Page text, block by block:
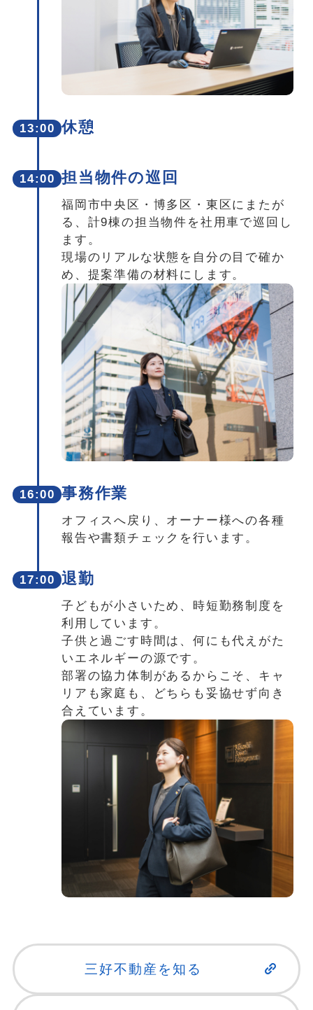
13:00 休憩
14:00 担当物件の巡回
福岡市中央区・博多区・東区にまたが
る、計9棟の担当物件を社用車で巡回し
ます。
現場のリアルな状態を自分の目で確か
め、提案準備の材料にします。
16:00 事務作業
オフィスへ戻り、オーナー様への各種
報告や書類チェックを行います。
17:00 退勤
子どもが小さいため、時短勤務制度を
利用しています。
子供と過ごす時間は、何にも代えがた
いエネルギーの源です。
部署の協力体制があるからこそ、キャ
リアも家庭も、どちらも妥協せず向き
合えています。
三好不動産を知る